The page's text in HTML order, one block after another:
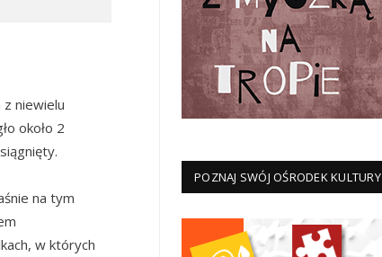
niewielu
około 2
na tym
w których
POZNAJ SWÓJ OŚRODEK KULTURY